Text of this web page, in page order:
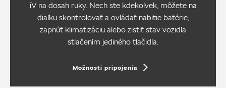
iV na dosah ruky. Nech ste kdekoľvek, môžete na
diaľku skontrolovať a ovládať nabitie batérie,
zapnúť klimatizáciu alebo zistiť stav vozidla
stlačením jediného tlačidla.
Možnosti pripojenia